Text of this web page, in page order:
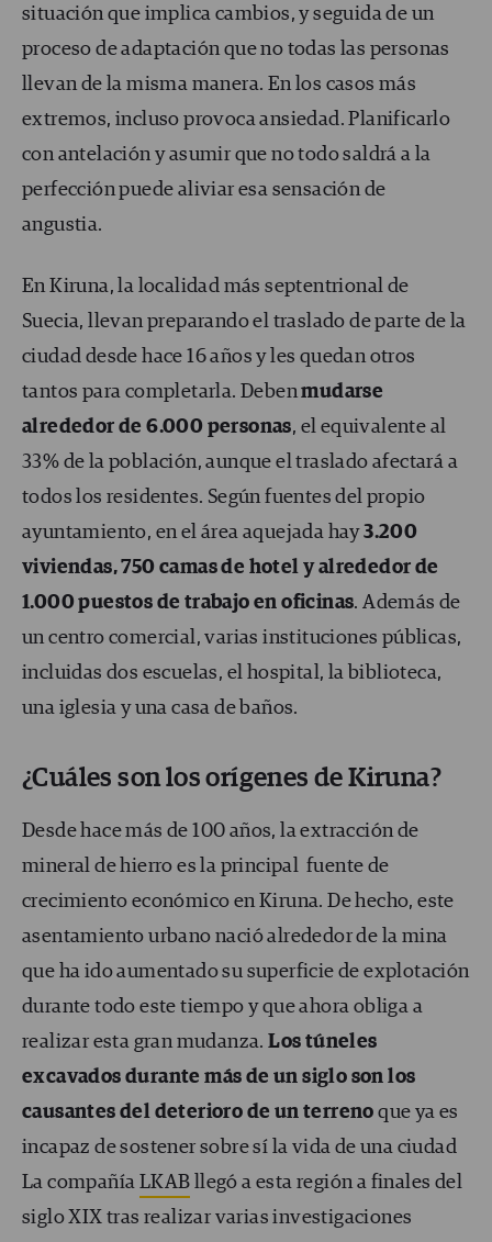
situación que implica cambios, y seguida de un
proceso de adaptación que no todas las personas
llevan de la misma manera. En los casos más
extremos, incluso provoca ansiedad. Planificarlo
con antelación y asumir que no todo saldrá a la
perfección puede aliviar esa sensación de
angustia.
En Kiruna, la localidad más septentrional de
Suecia, llevan preparando el traslado de parte de la
ciudad desde hace 16 años y les quedan otros
tantos para completarla. Debenmudarse
alrededor de 6.000 personas, el equivalente al
33% de la población, aunque el traslado afectará a
todos los residentes. Según fuentes del propio
ayuntamiento, en el área aquejada hay3.200
viviendas, 750 camas de hotel y alrededor de
1.000 puestos de trabajo en oficinas. Además de
un centro comercial, varias instituciones públicas,
incluidas dos escuelas, el hospital, la biblioteca,
una iglesia y una casa de baños.
¿Cuáles son los orígenes de Kiruna?
Desde hace más de 100 años, la extracción de
mineral de hierro es la principal fuente de
crecimiento económico en Kiruna. De hecho, este
asentamiento urbano nació alrededor de la mina
que ha ido aumentado su superficie de explotación
durante todo este tiempo y que ahora obliga a
realizar esta gran mudanza.Los túneles
excavados durante más de un siglo son los
causantes del deterioro de un terreno que ya es
incapaz de sostener sobre sí la vida de una ciudad
La compañía LKAB llegó a esta región a finales del
siglo XIX tras realizar varias investigaciones